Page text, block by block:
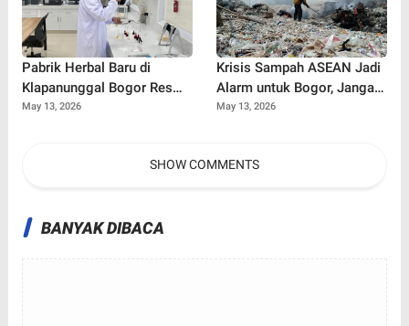
Pabrik Herbal Baru di
Klapanunggal Bogor Resmi
Beroperasi, Dorong
May 13, 2026
Krisis Sampah ASEAN Jadi
Alarm untuk Bogor, Jangan
Sampai Gunung Sampah
May 13, 2026
SHOW COMMENTS
BANYAK DIBACA